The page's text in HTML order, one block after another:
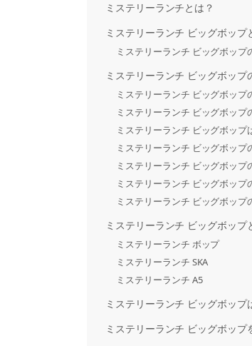
ミステリーランチとは？
ミステリーランチ ビッグボップ
ミステリーランチ ビッグボップ
ミステリーランチ ビッグボップ
ミステリーランチ ビッグボップ
ミステリーランチ ビッグボッ
ミステリーランチ ビッグボップ
ミステリーランチ ビッグボップ
ミステリーランチ ビッグボップ
ミステリーランチ ビッグボップ
ミステリーランチ ビッグボップ
ミステリーランチ ビッグボップ
ミステリーランチ ボップ
ミステリーランチ SKA
ミステリーランチ A5
ミステリーランチ ビッグボップ
ミステリーランチ ビッグボップ